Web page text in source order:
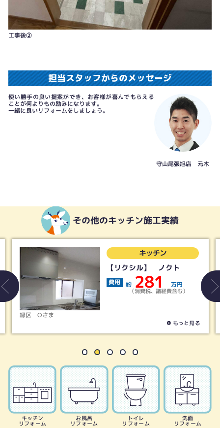
工事後②
担当スタッフからのメッセージ
使い勝手の良い提案ができ、お客様が喜んでもらえる
ことが何よりもの励みになります。
一緒に良いリフォームをしましょう。
守山尾張旭店 元木
その他のキッチン施工実績
緑区 Oさま
キッチン
【リクシル】 ノクト
費用 約 281 万円
（消費税、諸経費含む）
もっと見る
キッチン
リフォーム
お風呂
リフォーム
トイレ
リフォーム
洗面
リフォーム